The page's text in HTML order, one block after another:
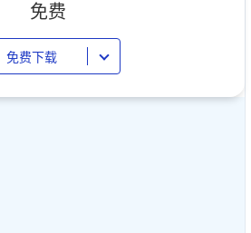
免费
免费下载